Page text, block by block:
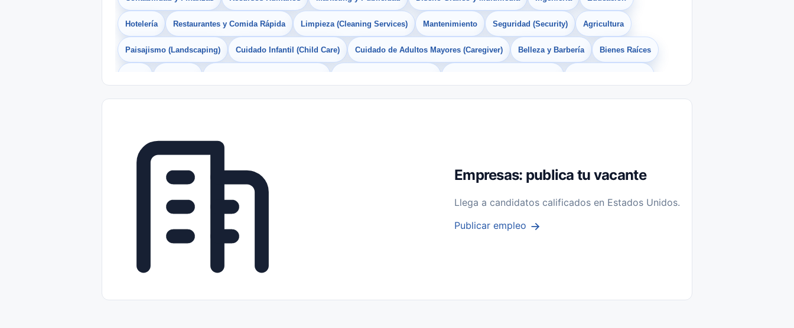
Hotelería Restaurantes y Comida Rápida Limpieza (Cleaning Services) Mantenimiento Seguridad (Security) Agricultura
Paisajismo (Landscaping) Cuidado Infantil (Child Care) Cuidado de Adultos Mayores (Caregiver) Belleza y Barbería Bienes Raíces
Freelance Prácticas (Internships) Empleos para Estudiantes Empleos Bilingües (English/Spanish) Sin Experiencia
Telecomunicaciones
Empresas: publica tu vacante
Llega a candidatos calificados en Estados Unidos.
Publicar empleo